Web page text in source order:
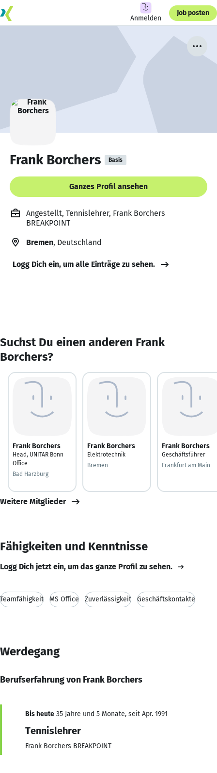
Anmelden
Job posten
Frank Borchers Basis
Ganzes Profil ansehen
Angestellt, Tennislehrer, Frank Borchers
BREAKPOINT
Bremen, Deutschland
Logg Dich ein, um alle Einträge zu sehen.
Suchst Du einen anderen Frank
Borchers?
Frank Borchers
Head, UNITAR Bonn
Office
Bad Harzburg
Frank Borchers
Elektrotechnik
Bremen
Frank Borchers
Geschäftsführer
Frankfurt am Main
Weitere Mitglieder
Fähigkeiten und Kenntnisse
Logg Dich jetzt ein, um das ganze Profil zu sehen.
Teamfähigkeit MS Office Zuverlässigkeit Geschäftskontakte
Werdegang
Berufserfahrung von Frank Borchers
Bis heute 35 Jahre und 5 Monate, seit Apr. 1991
Tennislehrer
Frank Borchers BREAKPOINT